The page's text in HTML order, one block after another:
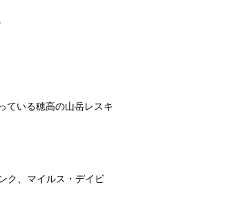
ている穂高の山岳レスキ
ク、マイルス・デイビ